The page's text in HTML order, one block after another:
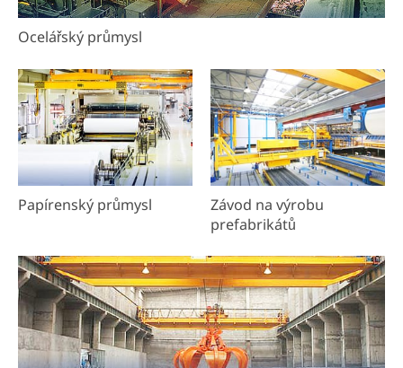
Ocelářský průmysl
Papírenský průmysl
Závod na výrobu
prefabrikátů